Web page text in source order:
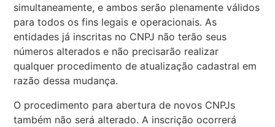
simultaneamente, e ambos serão plenamente válidos
para todos os fins legais e operacionais. As
entidades já inscritas no CNPJ não terão seus
números alterados e não precisarão realizar
qualquer procedimento de atualização cadastral em
razão dessa mudança.
O procedimento para abertura de novos CNPJs
também não será alterado. A inscrição ocorrerá